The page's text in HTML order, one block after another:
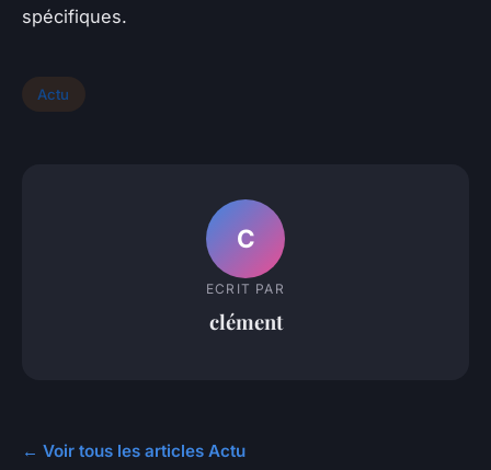
spécifiques.
Actu
C
ECRIT PAR
clément
← Voir tous les articles Actu